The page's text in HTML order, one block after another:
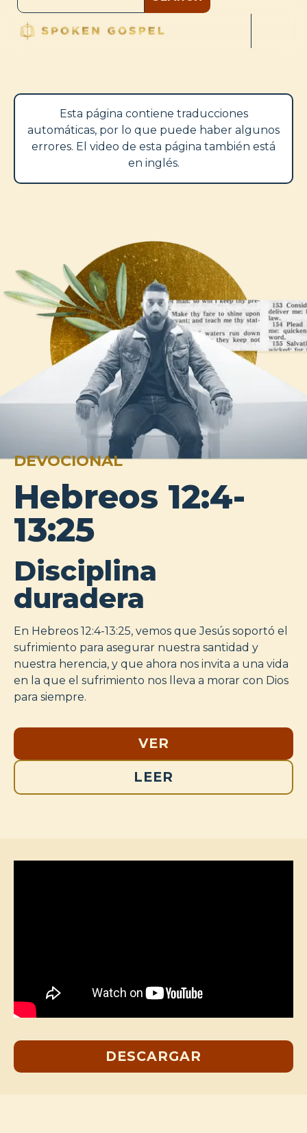
Esta página contiene traducciones
automáticas, por lo que puede haber algunos
errores. El video de esta página también está
en inglés.
DEVOCIONAL
Hebreos 12:4-
13:25
Disciplina
duradera
En Hebreos 12:4-13:25, vemos que Jesús soportó el
sufrimiento para asegurar nuestra santidad y
nuestra herencia, y que ahora nos invita a una vida
en la que el sufrimiento nos lleva a morar con Dios
para siempre.
VER
LEER
DESCARGAR